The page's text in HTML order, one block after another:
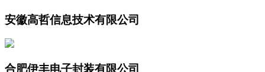
安徽高哲信息技术有限公司
合肥伊丰电子封装有限公司